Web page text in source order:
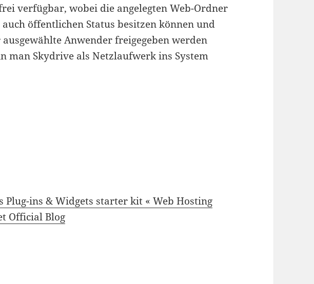
verfügbar, wobei die angelegten Web-Ordner
öffentlichen Status besitzen können und
Anwender freigegeben werden
man Skydrive als Netzlaufwerk ins System
Plug-ins & Widgets starter kit « Web Hosting
Official Blog